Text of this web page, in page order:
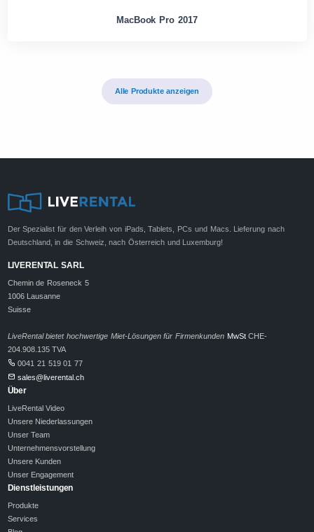
MacBook Pro 2017
Alle Produkte anzeigen
Der Spezialist für den Verleih von iPads, Tablets, PCs und Macs. Lieferung nach
Deutschland, in die Schweiz, nach Österreich und Luxemburg!
LIVERENTAL SARL
Chemin de Roseneck 5
1006 Lausanne
Suisse
LiveRental bietet hochwertige Miet-Lösungen für Firmenkunden MwStCHE-
204.908.135 TVA
0041 21 519 01 77
sales@liverental.ch
Über
LiveRental Video
Unsere Niederlassungen
Unser Team
Unternehmensvorstellung
Unsere Kunden
Unser Engagement
Dienstleistungen
Produkte
Services